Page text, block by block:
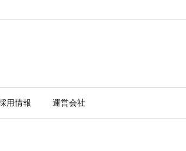
用情報 運営会社